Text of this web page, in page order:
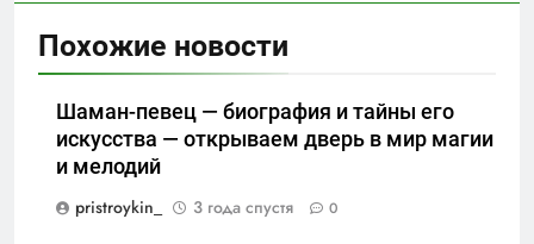
Похожие новости
Шаман-певец — биография и тайны его
искусства — открываем дверь в мир магии
и мелодий
pristroykin_
3 года спустя 0